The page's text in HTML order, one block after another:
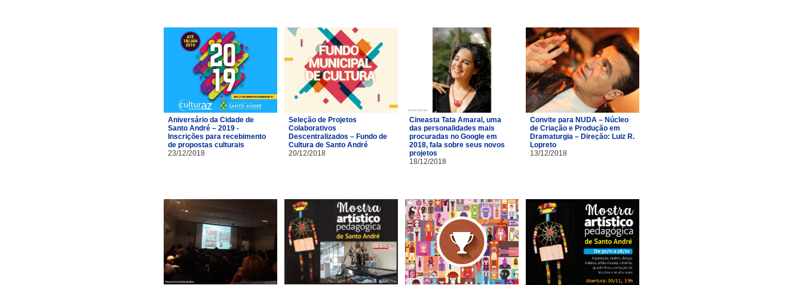
Aniversário da Cidade de
Santo André – 2019 -
Inscrições para recebimento
de propostas culturais
23/12/2018
Seleção de Projetos
Colaborativos
Descentralizados – Fundo de
Cultura de Santo André
20/12/2018
Cineasta Tata Amaral, uma
das personalidades mais
procuradas no Google em
2018, fala sobre seus novos
projetos
18/12/2018
Convite para NUDA – Núcleo
de Criação e Produção em
Dramaturgia – Direção: Luiz R.
Lopreto
13/12/2018